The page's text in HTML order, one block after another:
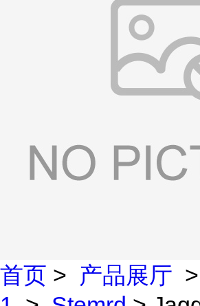
首页 > 产品展厅 >